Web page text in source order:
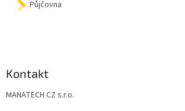
Půjčovna
Kontakt
MANATECH CZ s.r.o.